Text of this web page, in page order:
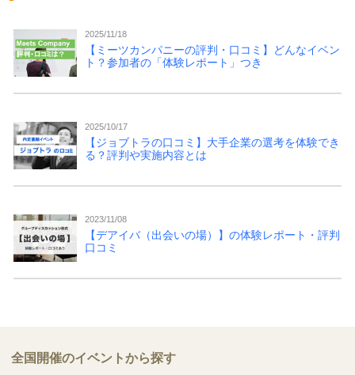
2025/11/18
【ミーツカンパニーの評判・口コミ】どんなイベン
ト？参加者の「体験レポート」つき
2025/10/17
【ジョブトラの口コミ】大手企業の選考を体験でき
る？評判や実施内容とは
2023/11/08
【デアイバ（出会いの場）】の体験レポート・評判
口コミ
全国開催のイベントから探す